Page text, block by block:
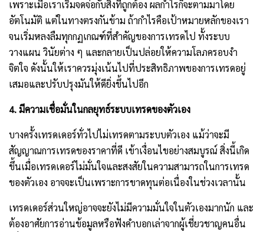
เพราะเมื่อเราเริ่มจดจ่อกับสิ่งที่ถูกต้อง ผลกำไรก็จะตามมาโดย
อัตโนมัติ แต่ในทางตรงกันข้าม ถ้ากำไรคือเป้าหมายหลักของเรา
จนเริ่มหลงลืมทุกกฏเกณฑ์ที่สำคัญของการเทรดไป ทั้งระบบ
วางแผน วินัยต่าง ๆ และกลายเป็นปล่อยให้ความโลภครอบงำ
จิตใจ ดังนั้นให้เราควรมุ่งเน้นไปที่ประสิทธิภาพของการเทรดอยู่
เสมอและปรับปรุงมันให้ดียิ่งขึ้นไปอีก
4. มีความเชื่อมั่นในกลยุทธ์ระบบเทรดของตัวเอง
บางครั้งเทรดเดอร์ทั่วไปไม่เทรดตามระบบตัวเอง แม้ว่าจะมี
สัญญาณการเทรดของราคาที่ดี เข้าเงื่อนไขอย่างสมบูรณ์ สิ่งนี้เกิด
ขึ้นเมื่อเทรดเดอร์ไม่มั่นใจและสงสัยในความสามารถในการเทรด
ของตัวเอง อาจจะเป็นเพราะการขาดทุนต่อเนื่องในช่วงเวลานั้น
เทรดเดอร์ส่วนใหญ่อาจจะยังไม่มีความมั่นใจในตัวเองมากนัก และ
ต้องอาศัยการอ่านข้อมูลหรือฟังคำบอกเล่าจากผู้เชี่ยวชาญคนอื่น